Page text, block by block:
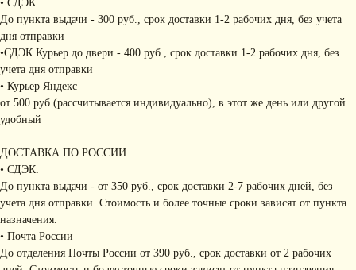
• СДЭК
До пункта выдачи - 300 руб., срок доставки 1-2 рабочих дня, без учета
дня отправки
•СДЭК Курьер до двери - 400 руб., срок доставки 1-2 рабочих дня, без
учета дня отправки
• Курьер Яндекс
от 500 руб (рассчитывается индивидуально), в этот же день или другой
удобный
ДОСТАВКА ПО РОССИИ
• СДЭК:
До пункта выдачи - от 350 руб., срок доставки 2-7 рабочих дней, без
учета дня отправки. Стоимость и более точные сроки зависят от пункта
назначения.
• Почта России
До отделения Почты России от 390 руб., срок доставки от 2 рабочих